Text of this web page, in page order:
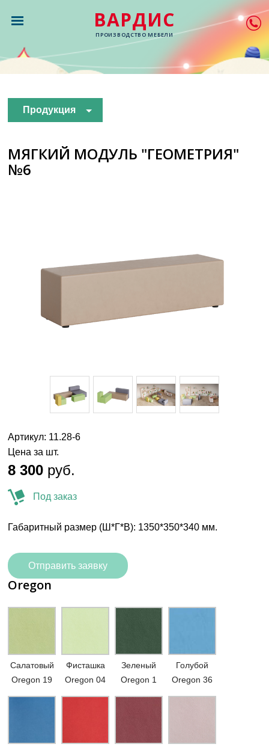
ВАРДИС
ПРОИЗВОДСТВО МЕБЕЛИ
Продукция
МЯГКИЙ МОДУЛЬ "ГЕОМЕТРИЯ"
№6
Артикул: 11.28-6
Цена за шт.
8 300 руб.
Под заказ
Габаритный размер (Ш*Г*В): 1350*350*340 мм.
Отправить заявку
Oregon
Салатовый
Oregon 19
Фисташка
Oregon 04
Зеленый
Oregon 1
Голубой
Oregon 36